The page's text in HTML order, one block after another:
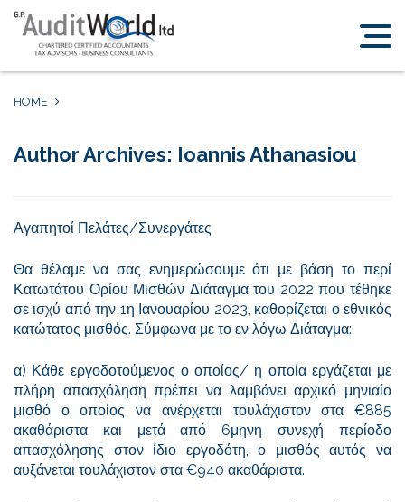
Home
Cyprus
Services
Meet
the
News
Contact
Us
HOME
Author Archives: Ioannis Athanasiou
Αγαπητοί Πελάτες/Συνεργάτες
Θα θέλαμε να σας ενημερώσουμε ότι με βάση το περί
Κατωτάτου Ορίου Μισθών Διάταγμα του 2022 που τέθηκε
σε ισχύ από την 1η Ιανουαρίου 2023, καθορίζεται ο εθνικός
κατώτατος μισθός. Σύμφωνα με το εν λόγω Διάταγμα:
α) Κάθε εργοδοτούμενος ο οποίος/ η οποία εργάζεται με
πλήρη απασχόληση πρέπει να λαμβάνει αρχικό μηνιαίο
μισθό ο οποίος να ανέρχεται τουλάχιστον στα €885
ακαθάριστα και μετά από 6μηνη συνεχή περίοδο
απασχόλησης στον ίδιο εργοδότη, ο μισθός αυτός να
αυξάνεται τουλάχιστον στα €940 ακαθάριστα.